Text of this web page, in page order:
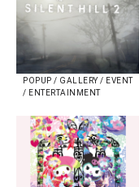
POPUP / GALLERY / EVENT
/ ENTERTAINMENT